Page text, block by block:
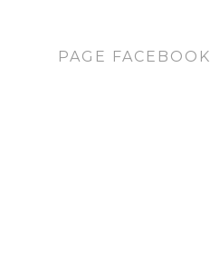
PAGE FACEBOOK